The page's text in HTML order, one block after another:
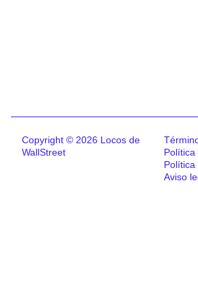
Copyright © 2026 Locos de
WallStreet
Política
Política
Aviso